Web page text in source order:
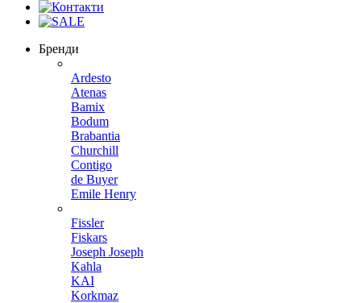
Бренди
Ardesto
Atenas
Bamix
Bodum
Brabantia
Churchill
Contigo
de Buyer
Emile Henry
Fissler
Fiskars
Joseph Joseph
Kahla
KAI
Korkmaz